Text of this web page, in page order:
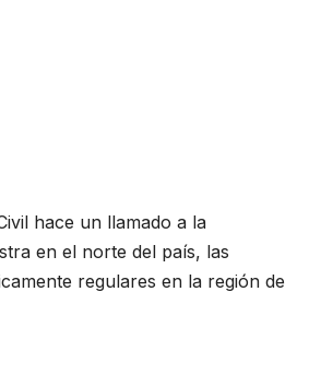
hace un llamado a la
en el norte del país, las
regulares en la región de